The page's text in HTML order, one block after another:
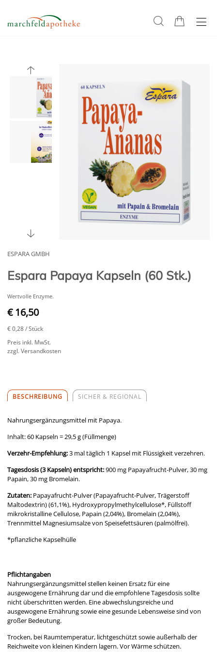
ESPARA GMBH
Espara Papaya Kapseln (60 Stk.)
Wertvolle Enzyme.
€ 16,50
€ 0,28/ Stück
Preis inkl. MwSt.
zzgl. Versandkosten
BESCHREIBUNG SICHER & REGIONAL
Nahrungsergänzungsmittel mit Papaya.
Inhalt: 60 Kapseln = 29,5 g (Füllmenge)
Verzehr-Empfehlung:3 mal täglich 1 Kapsel mit Flüssigkeit verzehren.
Tagesdosis (3 Kapseln) entspricht:900 mg Papayafrucht-Pulver, 30 mg
Papain, 30 mg Bromelain.
Zutaten: Papayafrucht-Pulver (Papayafrucht-Pulver, Trägerstoff
Maltodextrin) (61,1%), Hydroxypropylmethylcellulose*, Füllstoff
mikrokristalline Cellulose, Papain (2,04%), Bromelain (2,04%),
Trennmittel Magnesiumsalze von Speisefettsäuren (palmölfrei).
*pflanzliche Kapselhülle
Pflichtangaben
Nahrungsergänzungsmittel stellen keinen Ersatz für eine
ausgewogene Ernährung dar und die empfohlene Tagesdosis sollte
nicht überschritten werden. Eine abwechslungsreiche und
ausgewogene Ernährung sowie eine gesunde Lebensweise sind von
großer Bedeutung.
Trocken, bei Raumtemperatur, lichtgeschützt sowie außerhalb der
Reichweite von kleinen Kindern lagern. Vor Wärme schützen.